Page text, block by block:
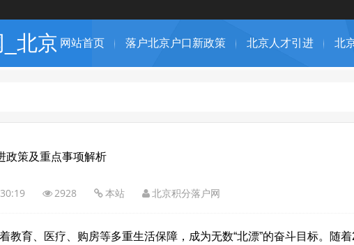
网站首页 落户北京户口新政策 北京人才引进 北
政策及重点事项解析
2928 本站 北京积分落户网
教育、医疗、购房等多重生活保障，成为无数“北漂”的奋斗目标。随